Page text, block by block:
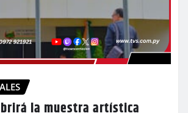
la muestra artística